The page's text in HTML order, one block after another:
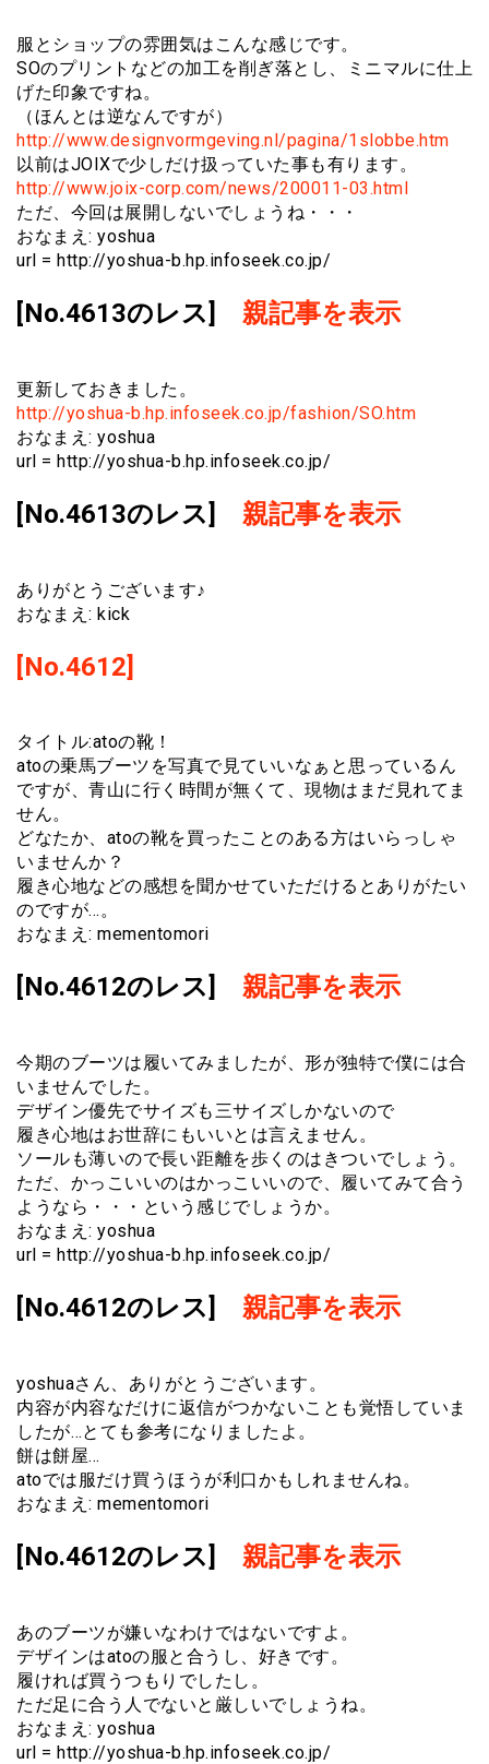
服とショップの雰囲気はこんな感じです。
SOのプリントなどの加工を削ぎ落とし、ミニマルに仕上
げた印象ですね。
（ほんとは逆なんですが）
http://www.designvormgeving.nl/pagina/1slobbe.htm
以前はJOIXで少しだけ扱っていた事も有ります。
http://www.joix-corp.com/news/200011-03.html
ただ、今回は展開しないでしょうね・・・
おなまえ: yoshua
url = http://yoshua-b.hp.infoseek.co.jp/
[No.4613のレス] 親記事を表示
更新しておきました。
http://yoshua-b.hp.infoseek.co.jp/fashion/SO.htm
おなまえ: yoshua
url = http://yoshua-b.hp.infoseek.co.jp/
[No.4613のレス] 親記事を表示
ありがとうございます♪
おなまえ: kick
[No.4612]
タイトル:atoの靴！
atoの乗馬ブーツを写真で見ていいなぁと思っているん
ですが、青山に行く時間が無くて、現物はまだ見れてま
せん。
どなたか、atoの靴を買ったことのある方はいらっしゃ
いませんか？
履き心地などの感想を聞かせていただけるとありがたい
のですが…。
おなまえ: mementomori
[No.4612のレス] 親記事を表示
今期のブーツは履いてみましたが、形が独特で僕には合
いませんでした。
デザイン優先でサイズも三サイズしかないので
履き心地はお世辞にもいいとは言えません。
ソールも薄いので長い距離を歩くのはきついでしょう。
ただ、かっこいいのはかっこいいので、履いてみて合う
ようなら・・・という感じでしょうか。
おなまえ: yoshua
url = http://yoshua-b.hp.infoseek.co.jp/
[No.4612のレス] 親記事を表示
yoshuaさん、ありがとうございます。
内容が内容なだけに返信がつかないことも覚悟していま
したが…とても参考になりましたよ。
餅は餅屋…
atoでは服だけ買うほうが利口かもしれませんね。
おなまえ: mementomori
[No.4612のレス] 親記事を表示
あのブーツが嫌いなわけではないですよ。
デザインはatoの服と合うし、好きです。
履ければ買うつもりでしたし。
ただ足に合う人でないと厳しいでしょうね。
おなまえ: yoshua
url = http://yoshua-b.hp.infoseek.co.jp/